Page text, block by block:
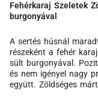
Fehérkaraj Szeletek
burgonyával
A sertés húsnál
részeként a fehér
sült burgonyával.
és nem igényel nagy
együtt. Zöldséges